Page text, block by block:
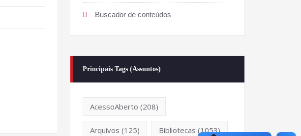
Buscador de conteúdos
Principais Tags (Assuntos)
AcessoAberto (208)
Arquivos (125) Bibliotecas (1053)